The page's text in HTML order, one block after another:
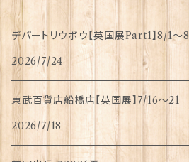
デパートリウボウ【英国展Part1】8/1〜8
2026/7/24
東武百貨店船橋店【英国展】7/16～21
2026/7/18